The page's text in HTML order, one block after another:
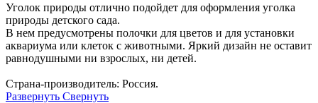
Уголок природы отлично подойдет для оформления уголка
природы детского сада.
В нем предусмотрены полочки для цветов и для установки
аквариума или клеток с животными. Яркий дизайн не оставит
равнодушными ни взрослых, ни детей.
Страна-производитель: Россия.
Развернуть Свернуть